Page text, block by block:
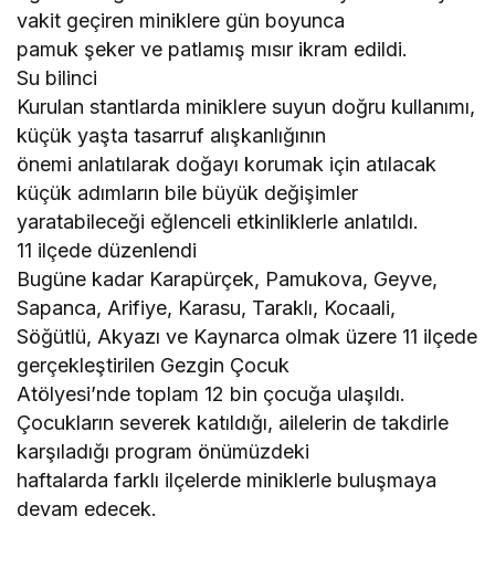
vakit geçiren miniklere gün boyunca
pamuk şeker ve patlamış mısır ikram edildi.
Su bilinci
Kurulan stantlarda miniklere suyun doğru kullanımı,
küçük yaşta tasarruf alışkanlığının
önemi anlatılarak doğayı korumak için atılacak
küçük adımların bile büyük değişimler
yaratabileceği eğlenceli etkinliklerle anlatıldı.
11 ilçede düzenlendi
Bugüne kadar Karapürçek, Pamukova, Geyve,
Sapanca, Arifiye, Karasu, Taraklı, Kocaali,
Söğütlü, Akyazı ve Kaynarca olmak üzere 11 ilçede
gerçekleştirilen Gezgin Çocuk
Atölyesi’nde toplam 12 bin çocuğa ulaşıldı.
Çocukların severek katıldığı, ailelerin de takdirle
karşıladığı program önümüzdeki
haftalarda farklı ilçelerde miniklerle buluşmaya
devam edecek.